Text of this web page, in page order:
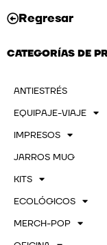
Regresar
CATEGORÍAS DE
ANTIESTRÉS
EQUIPAJE-VIAJE
IMPRESOS
JARROS MUG
KITS
ECOLÓGICOS
MERCH-POP